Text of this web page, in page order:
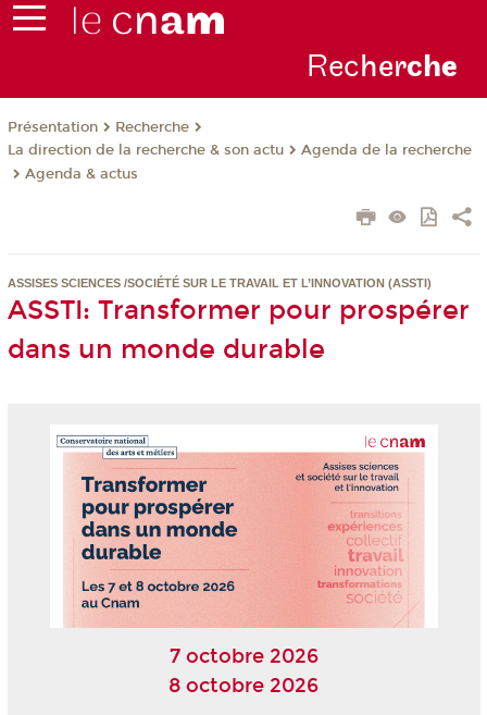
Recherche
Présentation
Recherche
La direction de la recherche & son actu
Agenda de la recherche
Agenda & actus
ASSISES SCIENCES /SOCIÉTÉ SUR LE TRAVAIL ET L’INNOVATION (ASSTI)
ASSTI: Transformer pour prospérer
dans un monde durable
7 octobre 2026
8 octobre 2026